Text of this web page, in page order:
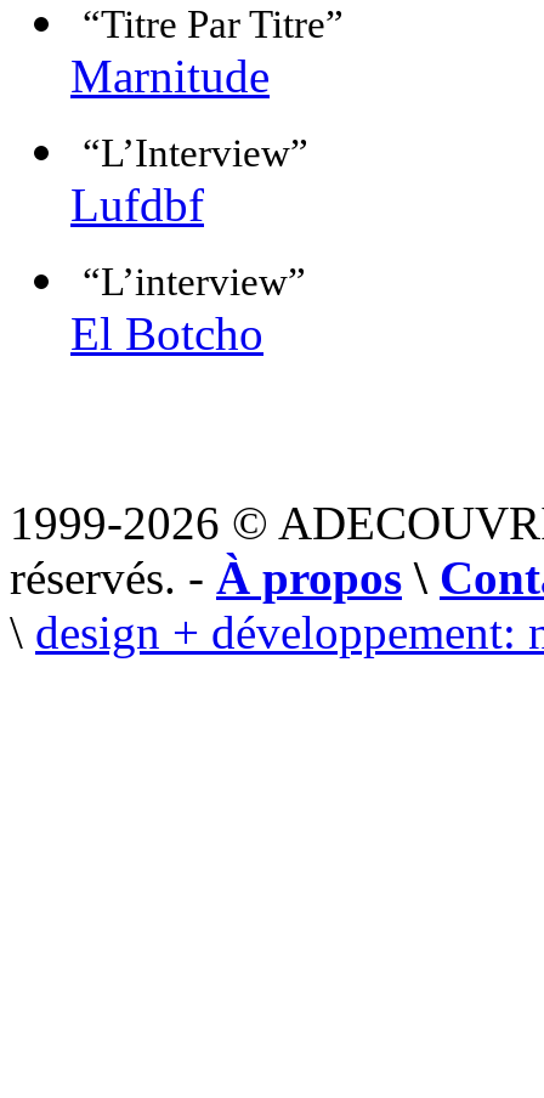
“Titre Par Titre”
Marnitude
“L’Interview”
Lufdbf
“L’interview”
El Botcho
1999-2026 ©
réservés. - À propos \
\ design + développement: